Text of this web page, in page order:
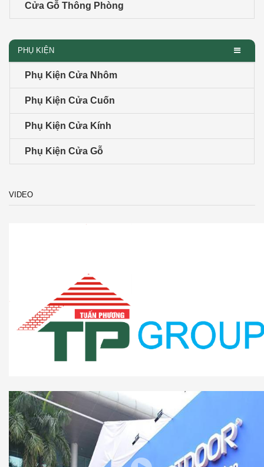
Cửa Gỗ Thông Phòng
PHỤ KIỆN
Phụ Kiện Cửa Nhôm
Phụ Kiện Cửa Cuốn
Phụ Kiện Cửa Kính
Phụ Kiện Cửa Gỗ
VIDEO